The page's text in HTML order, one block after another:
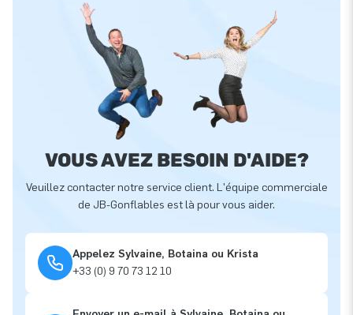
VOUS AVEZ BESOIN D'AIDE?
Veuillez contacter notre service client. L'équipe commerciale
de JB-Gonflables est là pour vous aider.
Appelez Sylvaine, Botaina ou Krista
+33 (0) 9 70 73 12 10